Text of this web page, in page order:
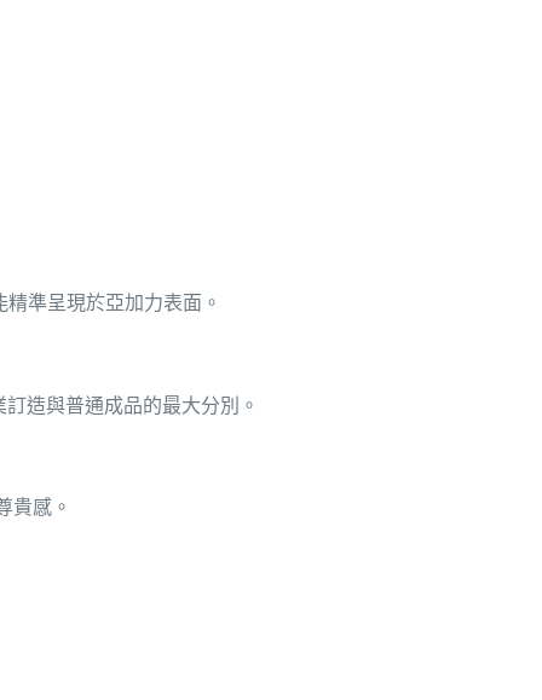
準呈現於亞加力表面。
造與普通成品的最大分別。
貴感。